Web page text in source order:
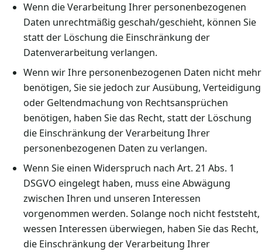
Wenn die Verarbeitung Ihrer personenbezogenen
Daten unrechtmäßig geschah/geschieht, können Sie
statt der Löschung die Einschränkung der
Datenverarbeitung verlangen.
Wenn wir Ihre personenbezogenen Daten nicht mehr
benötigen, Sie sie jedoch zur Ausübung, Verteidigung
oder Geltendmachung von Rechtsansprüchen
benötigen, haben Sie das Recht, statt der Löschung
die Einschränkung der Verarbeitung Ihrer
personenbezogenen Daten zu verlangen.
Wenn Sie einen Widerspruch nach Art. 21 Abs. 1
DSGVO eingelegt haben, muss eine Abwägung
zwischen Ihren und unseren Interessen
vorgenommen werden. Solange noch nicht feststeht,
wessen Interessen überwiegen, haben Sie das Recht,
die Einschränkung der Verarbeitung Ihrer